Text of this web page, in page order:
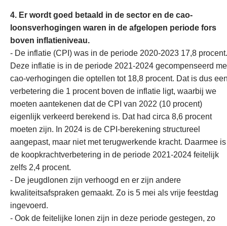
4. Er wordt goed betaald in de sector en de cao-
loonsverhogingen waren in de afgelopen periode fors
boven inflatieniveau.
- De inflatie (CPI) was in de periode 2020-2023 17,8 procent.
Deze inflatie is in de periode 2021-2024 gecompenseerd
cao-verhogingen die optellen tot 18,8 procent. Dat is dus
verbetering die 1 procent boven de inflatie ligt, waarbij we
moeten aantekenen dat de CPI van 2022 (10 procent)
eigenlijk verkeerd berekend is. Dat had circa 8,6 procent
moeten zijn. In 2024 is de CPI-berekening structureel
aangepast, maar niet met terugwerkende kracht. Daarmee is
de koopkrachtverbetering in de periode 2021-2024 feitelijk
zelfs 2,4 procent.
- De jeugdlonen zijn verhoogd en er zijn andere
kwaliteitsafspraken gemaakt. Zo is 5 mei als vrije feestdag
ingevoerd.
- Ook de feitelijke lonen zijn in deze periode gestegen, zo